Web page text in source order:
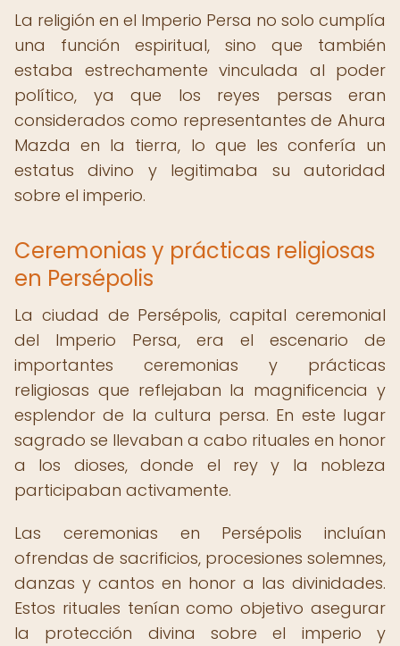
La religión en el Imperio Persa no solo cumplía
una función espiritual, sino que también
estaba estrechamente vinculada al poder
político, ya que los reyes persas eran
considerados como representantes de Ahura
Mazda en la tierra, lo que les confería un
estatus divino y legitimaba su autoridad
sobre el imperio.
Ceremonias y prácticas religiosas
en Persépolis
La ciudad de Persépolis, capital ceremonial
del Imperio Persa, era el escenario de
importantes ceremonias y prácticas
religiosas que reflejaban la magnificencia y
esplendor de la cultura persa. En este lugar
sagrado se llevaban a cabo rituales en honor
a los dioses, donde el rey y la nobleza
participaban activamente.
Las ceremonias en Persépolis incluían
ofrendas de sacrificios, procesiones solemnes,
danzas y cantos en honor a las divinidades.
Estos rituales tenían como objetivo asegurar
la protección divina sobre el imperio y